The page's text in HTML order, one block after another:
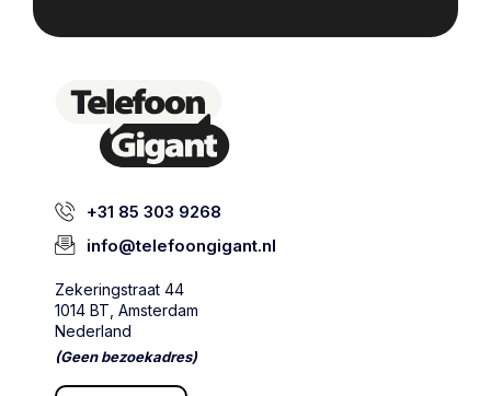
+31 85 303 9268
info@telefoongigant.nl
Zekeringstraat 44
1014 BT, Amsterdam
Nederland
(Geen bezoekadres)